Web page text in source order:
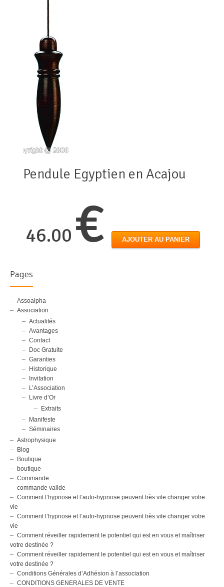
Pendule Egyptien en Acajou
46.00 € AJOUTER AU PANIER
Pages
Assoalpha
Association
Actualités
Avantages
Contact
Doc Gratuite
Garanties
Historique
Invitation
L’Association
Livre d’Or
Extraits
Manifeste
Séminaires
Astrophysique
Blog
Boutique
boutique
Commande
commande valide
Comment l’hypnose et l’auto-hypnose peuvent très vite changer votre
vie
Comment l’hypnose et l’auto-hypnose peuvent très vite changer votre
vie
Comment réveiller rapidement le potentiel qui est en vous et maîtriser
votre destinée ?
Comment réveiller rapidement le potentiel qui est en vous et maîtriser
votre destinée ?
Conditions Générales d’Adhésion à l’association
CONDITIONS GENERALES DE VENTE